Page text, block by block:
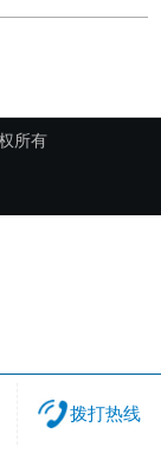
所有
拨打热线